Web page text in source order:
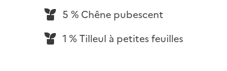
5 % Chêne pubescent
1 % Tilleul à petites feuilles